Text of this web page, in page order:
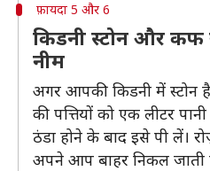
फ़ायदा 5 और 6
किडनी स्टोन और कफ
नीम
अगर आपकी किडनी में स्टोन
की पत्तियों को एक लीटर
ठंडा होने के बाद इसे पी लें।
अपने आप बाहर निकल जाती